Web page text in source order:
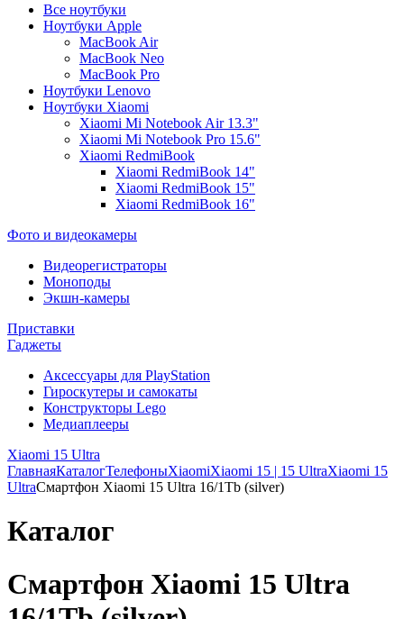
Все ноутбуки
Ноутбуки Apple
MacBook Air
MacBook Neo
MacBook Pro
Ноутбуки Lenovo
Ноутбуки Xiaomi
Xiaomi Mi Notebook Air 13.3"
Xiaomi Mi Notebook Pro 15.6"
Xiaomi RedmiBook
Xiaomi RedmiBook 14"
Xiaomi RedmiBook 15"
Xiaomi RedmiBook 16"
Фото и видеокамеры
Видеорегистраторы
Моноподы
Экшн-камеры
Приставки
Гаджеты
Аксессуары для PlayStation
Гироскутеры и самокаты
Конструкторы Lego
Медиаплееры
Xiaomi 15 Ultra
ГлавнаяКаталогТелефоныXiaomiXiaomi 15 | 15 UltraXiaomi 15
UltraСмартфон Xiaomi 15 Ultra 16/1Tb (silver)
Каталог
Смартфон Xiaomi 15 Ultra